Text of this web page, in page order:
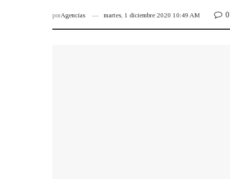
porAgencias martes, 1 diciembre 2020 10:49 AM 0